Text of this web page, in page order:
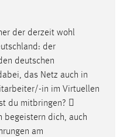
der derzeit wohl
der
deutschen
das Netz auch in
in im Virtuellen
du mitbringen? 
begeistern dich, auch
am